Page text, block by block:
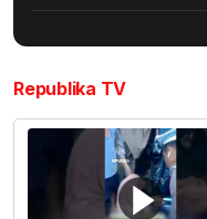
Republika TV